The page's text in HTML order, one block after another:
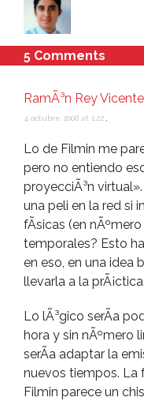
5 Comments
RamÃ³n Rey Vicente
4 octubre 2008 at 1:22
Lo de Filmin me
pero no entiendo
proyecciÃ³n
una peli en la red si
fÃ­sicas (en
temporales? Esto
en eso, en una idea
llevarla a la
Lo lÃ³gico serÃ­a
hora y sin nÃºmero
serÃ­a adaptar la
nuevos tiempos. La
Filmin parece un